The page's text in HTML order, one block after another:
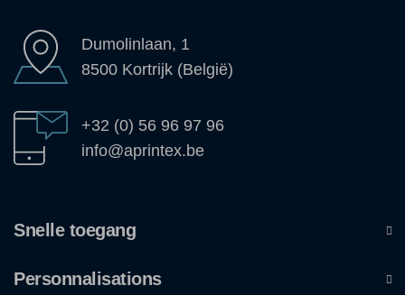
Dumolinlaan, 1
8500 Kortrijk (België)
+32 (0) 56 96 97 96
info@aprintex.be
Snelle toegang
Personnalisations